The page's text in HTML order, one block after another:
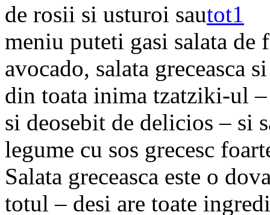
de rosii si usturoi sau
meniu puteti gasi salata de
avocado, salata greceasca
din toata inima tzatziki-ul
si deosebit de delicios – si
legume cu sos grecesc
Salata greceasca este o
totul – desi are toate